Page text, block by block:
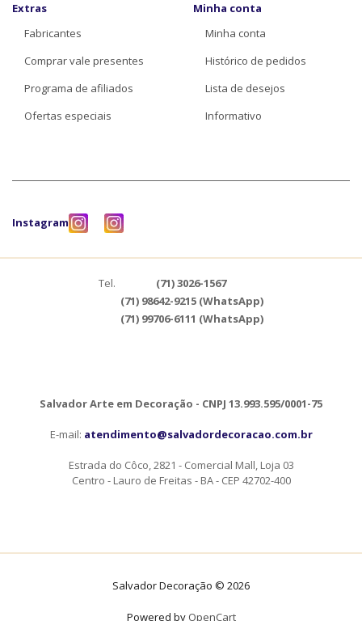
Extras
Fabricantes
Comprar vale presentes
Programa de afiliados
Ofertas especiais
Minha conta
Minha conta
Histórico de pedidos
Lista de desejos
Informativo
Instagram
Tel.
(71) 3026-1567
(71) 98642-9215 (WhatsApp)
(71) 99706-6111 (WhatsApp)
Salvador Arte em Decoração - CNPJ 13.993.595/0001-75
E-mail: atendimento@salvadordecoracao.com.br
Estrada do Côco, 2821 - Comercial Mall, Loja 03
Centro - Lauro de Freitas - BA - CEP 42702-400
Salvador Decoração © 2026
Powered by OpenCart